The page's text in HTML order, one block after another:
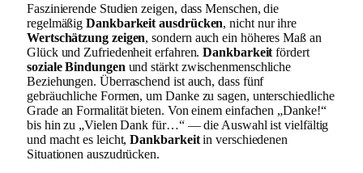
Faszinierende Studien zeigen, dass Menschen, die
regelmäßigDankbarkeit ausdrücken, nicht nur ihre
Wertschätzung zeigen, sondern auch ein höheres Maß an
Glück und Zufriedenheit erfahren.Dankbarkeit fördert
soziale Bindungen und stärkt zwischenmenschliche
Beziehungen. Überraschend ist auch, dass fünf
gebräuchliche Formen, um Danke zu sagen, unterschiedliche
Grade an Formalität bieten. Von einem einfachen „Danke!“
bis hin zu „Vielen Dank für…“ — die Auswahl ist vielfältig
und macht es leicht,Dankbarkeitin verschiedenen
Situationen auszudrücken.